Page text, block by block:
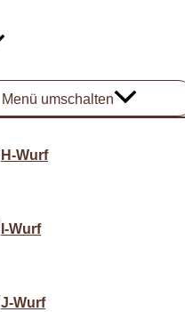
Menü umschalten
H-Wurf
I-Wurf
J-Wurf